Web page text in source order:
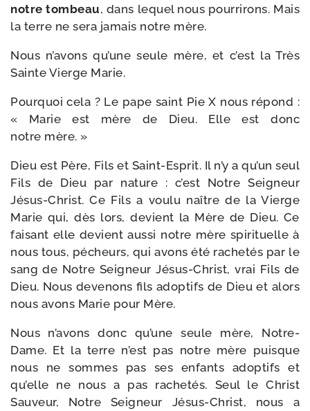
notre tom­beau, dans lequel nous pour­ri­rons. Mais
la terre ne sera jamais notre mère.
Nous n’avons qu’une seule mère, et c’est la Très
Sainte Vierge Marie.
Pourquoi cela ? Le pape saint Pie X nous répond :
« Marie est mère de Dieu. Elle est donc
notre mère. »
Dieu est Père, Fils et Saint-​Esprit. Il n’y a qu’un seul
Fils de Dieu par nature : c’est Notre Seigneur
Jésus-​Christ. Ce Fils a vou­lu naître de la Vierge
Marie qui, dès lors, devient la Mère de Dieu. Ce
fai­sant elle devient aus­si notre mère spi­ri­tuelle à
nous tous, pécheurs, qui avons été rache­tés par le
sang de Notre Seigneur Jésus-​Christ, vrai Fils de
Dieu. Nous deve­nons fils adop­tifs de Dieu et alors
nous avons Marie pour Mère.
Nous n’avons donc qu’une seule mère, Notre-​
Dame. Et la terre n’est pas notre mère puisque
nous ne sommes pas ses enfants adop­tifs et
qu’elle ne nous a pas rache­tés. Seul le Christ
Sauveur, Notre Seigneur Jésus-​Christ, nous a